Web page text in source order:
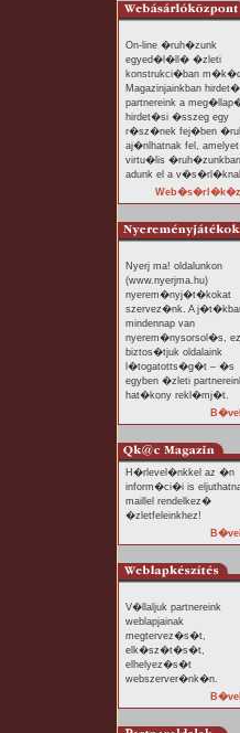
On-line �ruh�zunk
egyed�l�ll� �zleti
konstrukci�ban
Magazinjainkban hirdet�
partnereink a
hirdet�si �sszeg egy
r�sz�nek fej�ben
aj�nlhatnak fel,
virtu�lis �ruh�zunkban
adunk el a
Nyerj ma! oldalunkon
(www.nyerjma.hu)
nyerem�nyj�t�kokat
szervez�nk. A
mindennap van
nyerem�nysorsol�s,
biztos�tjuk oldalaink
l�togatotts�g�t – �s
egyben �zleti
hat�kony rekl�mj�t.
H�rlevel�nkkel az �n
inform�ci�i is
maillel rendelkez�
�zletfeleinkhez!
V�llaljuk partnereink
weblapjainak
megtervez�s�t,
elk�sz�t�s�t,
elhelyez�s�t
webszerver�nk�n.